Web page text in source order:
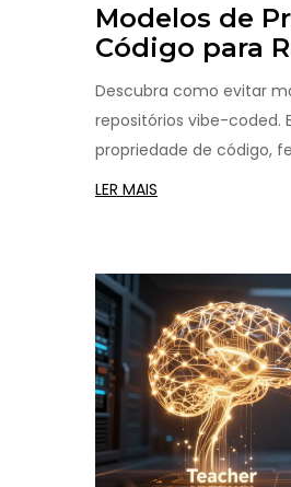
Modelos de
Código para
Vibe-Coded:
Módulos
Descubra como evitar
repositórios vibe-coded.
propriedade de código,
estratégias de
LER MAIS